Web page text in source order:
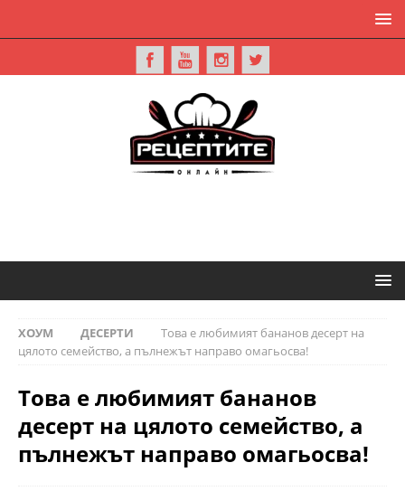
ХОУМ ДЕСЕРТИ
Това е любимият бананов десерт на
цялото семейство, а пълнежът направо омагьосва!
Това е любимият бананов
десерт на цялото семейство, а
пълнежът направо омагьосва!